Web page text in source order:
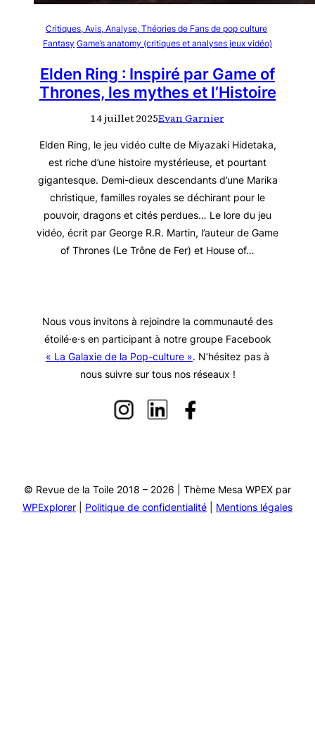
Critiques, Avis, Analyse, Théories de Fans de pop culture
Fantasy Game’s anatomy (critiques et analyses jeux vidéo)
Elden Ring : Inspiré par Game of
Thrones, les mythes et l’Histoire
14 juillet 2025Evan Garnier
Elden Ring, le jeu vidéo culte de Miyazaki Hidetaka,
est riche d’une histoire mystérieuse, et pourtant
gigantesque. Demi-dieux descendants d’une Marika
christique, familles royales se déchirant pour le
pouvoir, dragons et cités perdues… Le lore du jeu
vidéo, écrit par George R.R. Martin, l’auteur de Game
of Thrones (Le Trône de Fer) et House of…
Nous vous invitons à rejoindre la communauté des
étoilé·e·s en participant à notre groupe Facebook
« La Galaxie de la Pop-culture ». N’hésitez pas à
nous suivre sur tous nos réseaux !
© Revue de la Toile 2018 – 2026 | Thème Mesa WPEX par
WPExplorer
Politique de confidentialité Mentions légales